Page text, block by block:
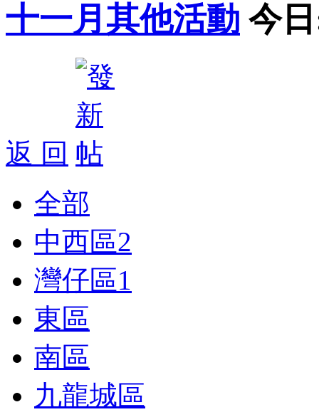
十一月其他活動 今
返 回
全部
中西區2
灣仔區1
東區
南區
九龍城區